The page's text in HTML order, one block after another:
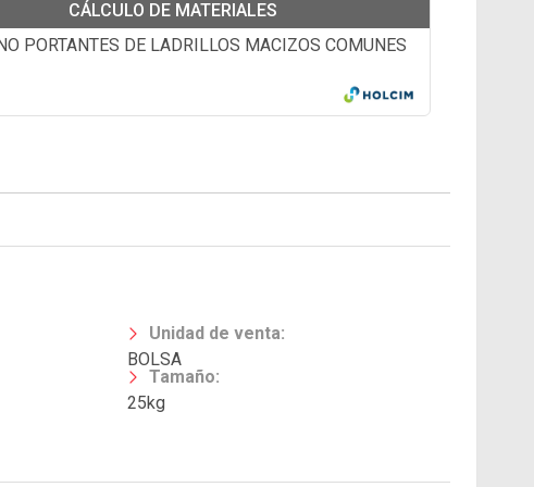
CÁLCULO DE MATERIALES
PORTANTES DE LADRILLOS MACIZOS COMUNES
Unidad de venta:
BOLSA
Tamaño:
25kg